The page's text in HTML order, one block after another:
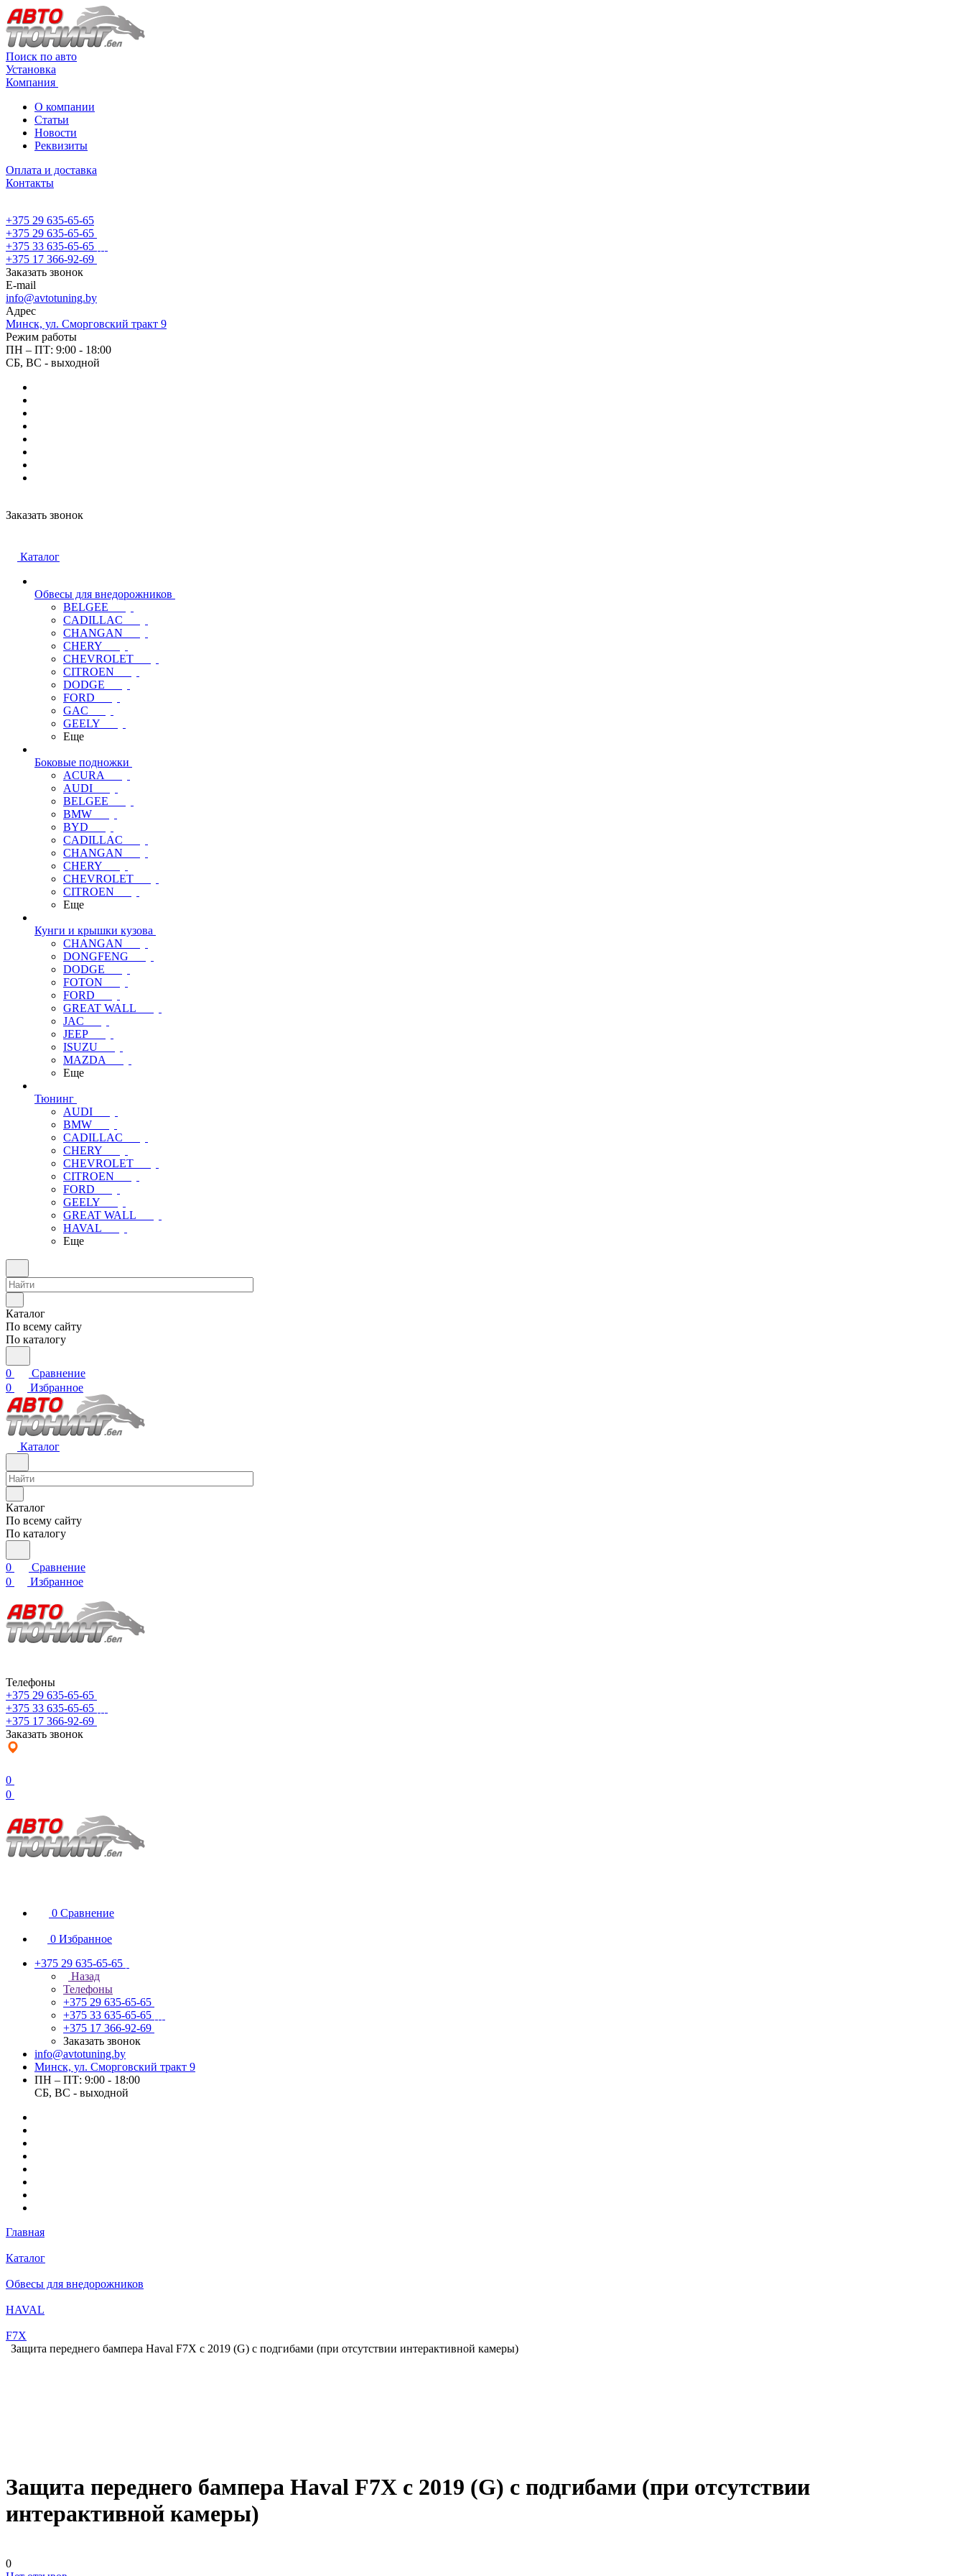
Поиск по авто
Установка
Компания
О компании
Статьи
Новости
Реквизиты
Оплата и доставка
Контакты
+375 29 635-65-65
+375 29 635-65-65
+375 33 635-65-65
+375 17 366-92-69
Заказать звонок
E-mail
info@avtotuning.by
Адрес
Минск, ул. Сморговский тракт 9
Режим работы
ПН – ПТ: 9:00 - 18:00
СБ, ВС - выходной
Заказать звонок
Каталог
Обвесы для внедорожников
BELGEE
CADILLAC
CHANGAN
CHERY
CHEVROLET
CITROEN
DODGE
FORD
GAC
GEELY
Еще
Боковые подножки
ACURA
AUDI
BELGEE
BMW
BYD
CADILLAC
CHANGAN
CHERY
CHEVROLET
CITROEN
Еще
Кунги и крышки кузова
CHANGAN
DONGFENG
DODGE
FOTON
FORD
GREAT WALL
JAC
JEEP
ISUZU
MAZDA
Еще
Тюнинг
AUDI
BMW
CADILLAC
CHERY
CHEVROLET
CITROEN
FORD
GEELY
GREAT WALL
HAVAL
Еще
Каталог
По всему сайту
По каталогу
0
Сравнение
0
Избранное
Каталог
Каталог
По всему сайту
По каталогу
0
Сравнение
0
Избранное
Телефоны
+375 29 635-65-65
+375 33 635-65-65
+375 17 366-92-69
Заказать звонок
0
0
0 Сравнение
0 Избранное
+375 29 635-65-65
Назад
Телефоны
+375 29 635-65-65
+375 33 635-65-65
+375 17 366-92-69
Заказать звонок
info@avtotuning.by
Минск, ул. Сморговский тракт 9
ПН – ПТ: 9:00 - 18:00
СБ, ВС - выходной
Главная
Каталог
Обвесы для внедорожников
HAVAL
F7X
Защита переднего бампера Haval F7X с 2019 (G) с подгибами (при отсутствии интерактивной камеры)
Защита переднего бампера Haval F7X с 2019 (G) с подгибами (при отсутствии
интерактивной камеры)
0